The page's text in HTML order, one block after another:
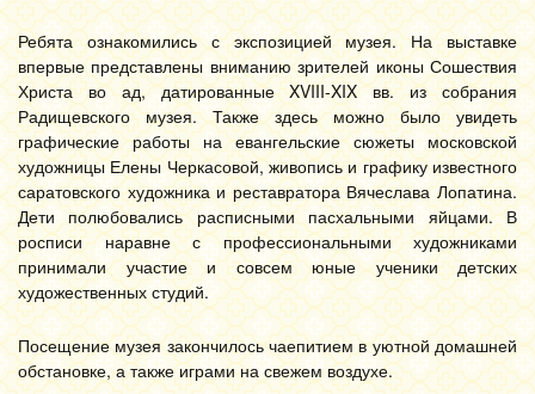
Ребята ознакомились с экспозицией музея. На выставке
впервые представлены вниманию зрителей иконы Сошествия
Христа во ад, датированные XVIII-XIX вв. из собрания
Радищевского музея. Также здесь можно было увидеть
графические работы на евангельские сюжеты московской
художницы Елены Черкасовой, живопись и графику известного
саратовского художника и реставратора Вячеслава Лопатина.
Дети полюбовались расписными пасхальными яйцами. В
росписи наравне с профессиональными художниками
принимали участие и совсем юные ученики детских
художественных студий.
Посещение музея закончилось чаепитием в уютной домашней
обстановке, а также играми на свежем воздухе.